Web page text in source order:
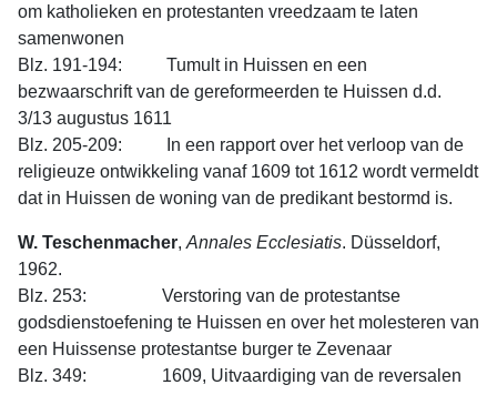
om katholieken en protestanten vreedzaam te laten
samenwonen
Blz. 191-194: Tumult in Huissen en een
bezwaarschrift van de gereformeerden te Huissen d.d.
3/13 augustus 1611
Blz. 205-209: In een rapport over het verloop van de
religieuze ontwikkeling vanaf 1609 tot 1612 wordt vermeldt
dat in Huissen de woning van de predikant bestormd is.
W. Teschenmacher, Annales Ecclesiatis. Düsseldorf,
1962.
Blz. 253: Verstoring van de protestantse
godsdienstoefening te Huissen en over het molesteren van
een Huissense protes­tantse burger te Zevenaar
Blz. 349: 1609, Uitvaardiging van de reversalen